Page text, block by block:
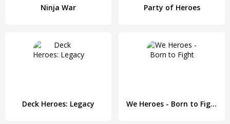
Ninja War Party of Heroes
Deck Heroes: Legacy We Heroes - Born to Fight